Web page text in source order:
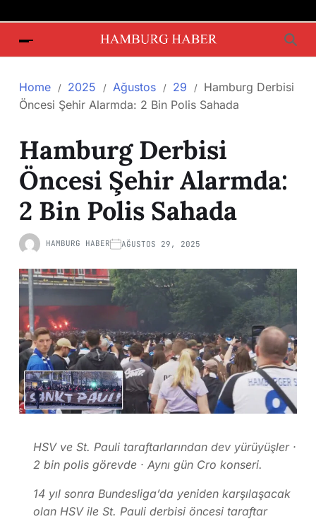
Home 2025 Ağustos 29
Hamburg Derbisi
Öncesi Şehir Alarmda: 2 Bin Polis Sahada
Hamburg Derbisi
Öncesi Şehir Alarmda:
2 Bin Polis Sahada
HAMBURG HABER AĞUSTOS 29, 2025
HSV ve St. Pauli taraftarlarından dev yürüyüşler ·
2 bin polis görevde · Aynı gün Cro konseri.
14 yıl sonra Bundesliga’da yeniden karşılaşacak
olan HSV ile St. Pauli derbisi öncesi taraftar